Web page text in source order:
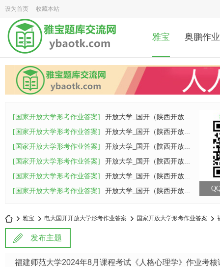
设为首页 收藏本站
雅宝 奥鹏作业
[国家开放大学形考作业答案]
开放大学_国开（陕西开放大学）26春《马克
[国家开放大学形考作业答案]
开放大学_国开（陕西开放大学）26春《计算
[国家开放大学形考作业答案]
开放大学_国开（陕西开放大学）26春《西方
[国家开放大学形考作业答案]
开放大学_国开（陕西开放大学）26春《管理
[国家开放大学形考作业答案]
开放大学_国开（陕西开放大学）26春《管理
[国家开放大学形考作业答案]
开放大学_国开（陕西开放大学）26春《管理
»
雅宝
›
电大国开开放大学形考作业答案
›
国家开放大学形考作业答案
›
发布主题
福建师范大学2024年8月课程考试《人格心理学》作业考